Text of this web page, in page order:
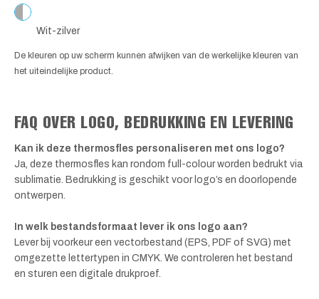
Wit-zilver
De kleuren op uw scherm kunnen afwijken van de werkelijke kleuren van
het uiteindelijke product.
FAQ OVER LOGO, BEDRUKKING EN LEVERING
Kan ik deze thermosfles personaliseren met ons logo?
Ja, deze thermosfles kan rondom full-colour worden bedrukt via
sublimatie. Bedrukking is geschikt voor logo’s en doorlopende
ontwerpen.
In welk bestandsformaat lever ik ons logo aan?
Lever bij voorkeur een vectorbestand (EPS, PDF of SVG) met
omgezette lettertypen in CMYK. We controleren het bestand
en sturen een digitale drukproef.